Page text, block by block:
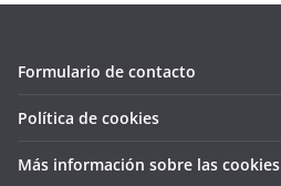
Formulario de contacto
Política de cookies
Más información sobre las cookies